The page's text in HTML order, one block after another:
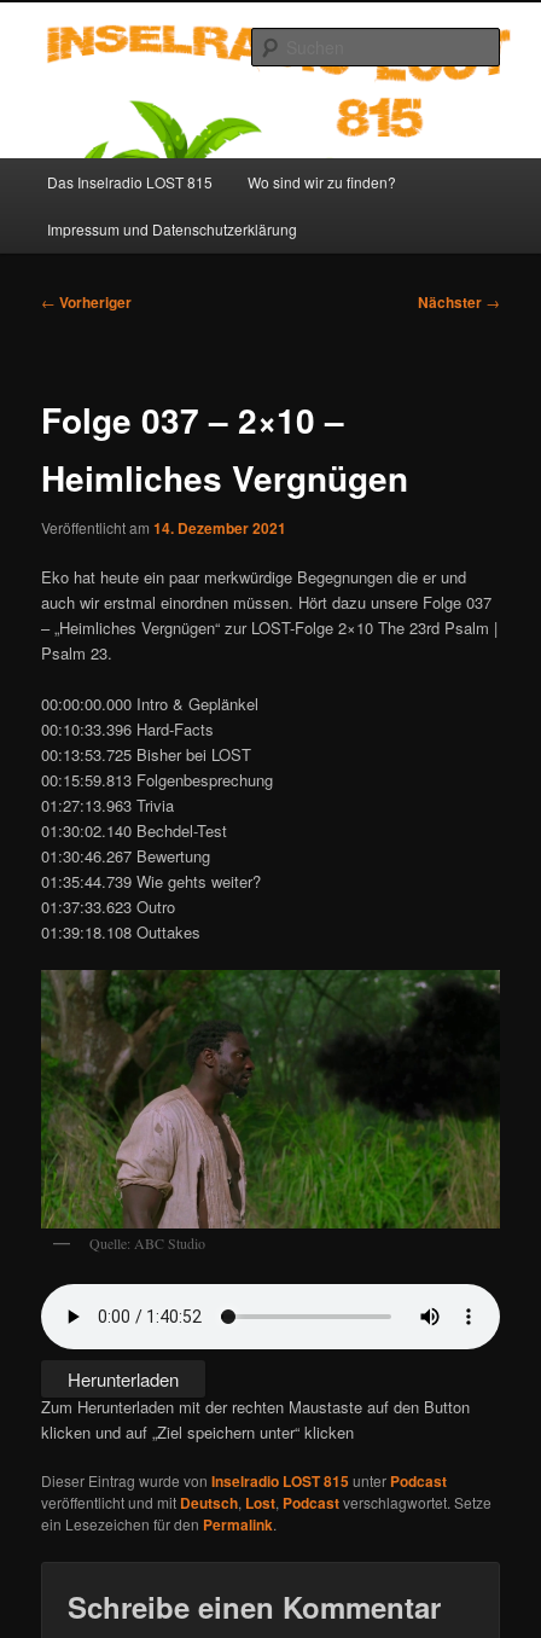
primären
Inselradio LOST 815 – LOST
Podcast deutsch
Das Inselradio LOST 815 Wo sind wir zu finden?
Impressum und Datenschutzerklärung
Beitragsnavigation
← Vorheriger Nächster →
Folge 037 – 2×10 –
Heimliches Vergnügen
Veröffentlicht am14. Dezember 2021
Eko hat heute ein paar merkwürdige Begegnungen die er und
auch wir erstmal einordnen müssen. Hört dazu unsere Folge 037
– „Heimliches Vergnügen“ zur LOST-Folge 2×10 The 23rd Psalm |
Psalm 23.
00:00:00.000 Intro & Geplänkel
00:10:33.396 Hard-Facts
00:13:53.725 Bisher bei LOST
00:15:59.813 Folgenbesprechung
01:27:13.963 Trivia
01:30:02.140 Bechdel-Test
01:30:46.267 Bewertung
01:35:44.739 Wie gehts weiter?
01:37:33.623 Outro
01:39:18.108 Outtakes
Quelle: ABC Studio
Herunterladen
Zum Herunterladen mit der rechten Maustaste auf den Button
klicken und auf „Ziel speichern unter“ klicken
Dieser Eintrag wurde vonInselradio LOST 815unter Podcast
veröffentlicht und mit Deutsch, Lost, Podcastverschlagwortet. Setze
ein Lesezeichen für den Permalink.
Schreibe einen Kommentar